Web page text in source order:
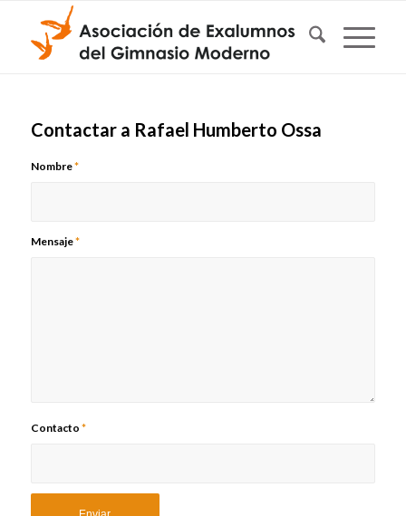
Contactar a Rafael Humberto Ossa
Nombre*
Mensaje*
Contacto *